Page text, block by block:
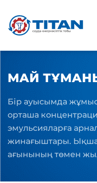
Негізгі мазмұнға
МАЙ
Бір ауысымда
орташа
эмульсияларға
жинағыштары.
ағынының төмен